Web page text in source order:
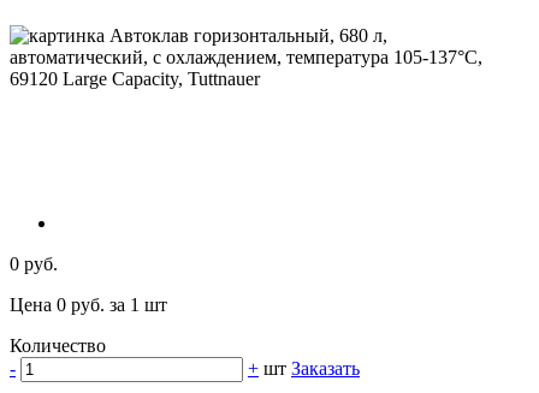
0 руб.
Цена 0 руб. за 1 шт
Количество
-
+ шт Заказать